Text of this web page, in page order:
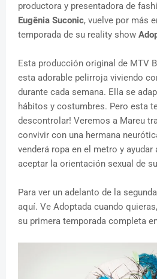
productora y presentadora de
Eugênia Suconic, vuelve por más
temporada de su reality show
Esta producción original de MTV
esta adorable pelirroja viviendo
durante cada semana. Ella se
hábitos y costumbres. Pero esta
descontrolar! Veremos a Mareu
convivir con una hermana
venderá ropa en el metro y ayudar
aceptar la orientación sexual de
Para ver un adelanto de la
aquí. Ve Adoptada cuando
su primera temporada completa